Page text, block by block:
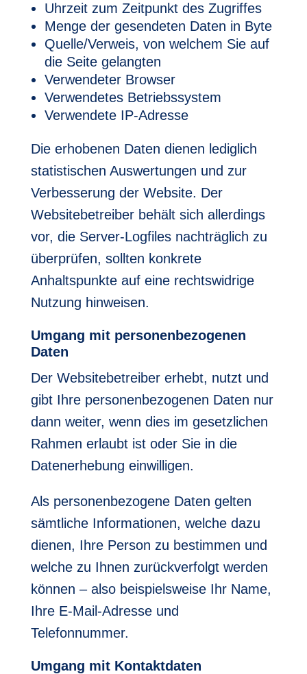
Uhrzeit zum Zeitpunkt des Zugriffes
Menge der gesendeten Daten in Byte
Quelle/Verweis, von welchem Sie auf
die Seite gelangten
Verwendeter Browser
Verwendetes Betriebssystem
Verwendete IP-Adresse
Die erhobenen Daten dienen lediglich
statistischen Auswertungen und zur
Verbesserung der Website. Der
Websitebetreiber behält sich allerdings
vor, die Server-Logfiles nachträglich zu
überprüfen, sollten konkrete
Anhaltspunkte auf eine rechtswidrige
Nutzung hinweisen.
Umgang mit personenbezogenen
Daten
Der Websitebetreiber erhebt, nutzt und
gibt Ihre personenbezogenen Daten nur
dann weiter, wenn dies im gesetzlichen
Rahmen erlaubt ist oder Sie in die
Datenerhebung einwilligen.
Als personenbezogene Daten gelten
sämtliche Informationen, welche dazu
dienen, Ihre Person zu bestimmen und
welche zu Ihnen zurückverfolgt werden
können – also beispielsweise Ihr Name,
Ihre E-Mail-Adresse und
Telefonnummer.
Umgang mit Kontaktdaten